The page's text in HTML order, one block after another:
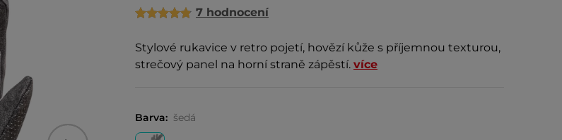
7 hodnocení
Stylové rukavice v retro pojetí, hovězí kůže s příjemnou texturou,
strečový panel na horní straně zápěstí. více
Barva: šedá